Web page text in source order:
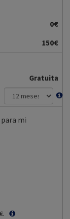
0€
150€
Gratuita
mi